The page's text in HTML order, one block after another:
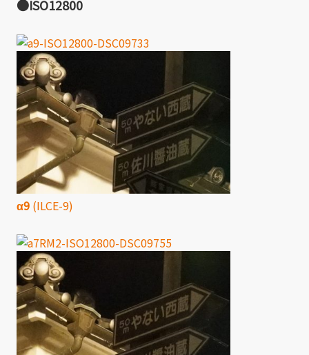
●ISO12800
α9 (ILCE-9)